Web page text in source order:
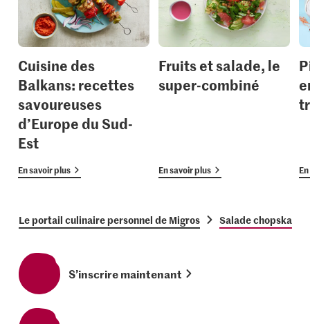
Cuisine des
Balkans: recettes
savoureuses
d’Europe du Sud-
Est
En savoir plus
Fruits et salade, le
super-combiné
En savoir plus
Le portail culinaire personnel de Migros Salade chopska
S’inscrire maintenant